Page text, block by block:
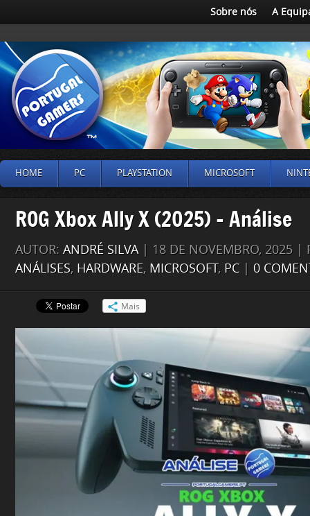
Sobre nós A
HOME PC PLAYSTATION MICROSOFT
ROG Xbox Ally X (2025) – Análise
AUTOR: ANDRÉ SILVA| 18 DE NOVEMBRO, 2025 |
ANÁLISES, HARDWARE, MICROSOFT, PC 0
Mais